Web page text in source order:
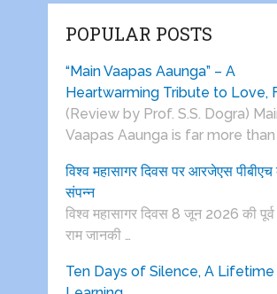
POPULAR POSTS
“Main Vaapas Aaunga” – A
Heartwarming Tribute to Love,
(Review by Prof. S.S. Dogra)
Vaapas Aaunga is far more than
विश्व महासागर दिवस पर आरजेएस पीबीएच
संपन्न
विश्व महासागर दिवस 8 जून 2026 की
राम जानकी …
Ten Days of Silence, A